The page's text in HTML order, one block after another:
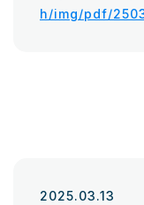
h/img/pdf/
2025.03.13